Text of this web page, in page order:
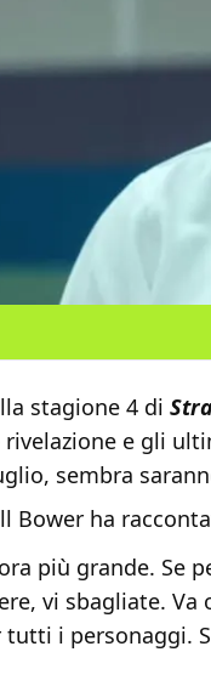
stagione 4 di
e gli
sembra
Bower ha
più grande. Se
vi sbagliate.
tutti i personaggi.